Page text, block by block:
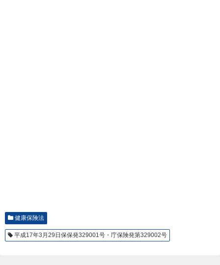
健康保険法
平成17年3月29日保保発329001号・庁保険発第329002号